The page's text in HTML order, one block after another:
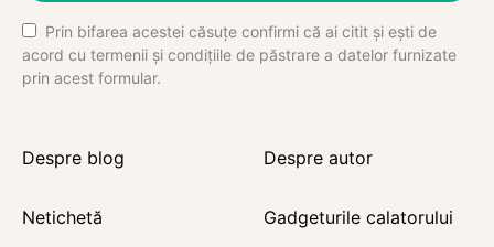
Prin bifarea acestei căsuțe confirmi că ai citit și ești de
acord cu termenii și condițiile de păstrare a datelor furnizate
prin acest formular.
Despre blog Despre autor
Netichetă Gadgeturile calatorului